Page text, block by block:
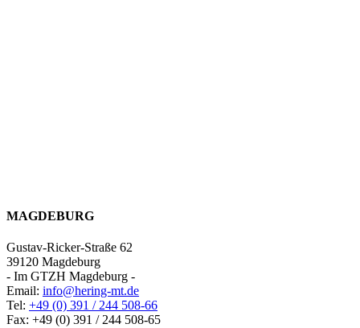
MAGDEBURG
Gustav-Ricker-Straße 62
39120 Magdeburg
- Im GTZH Magdeburg -
Email: info@hering-mt.de
Tel: +49 (0) 391 / 244 508-66
Fax: +49 (0) 391 / 244 508-65